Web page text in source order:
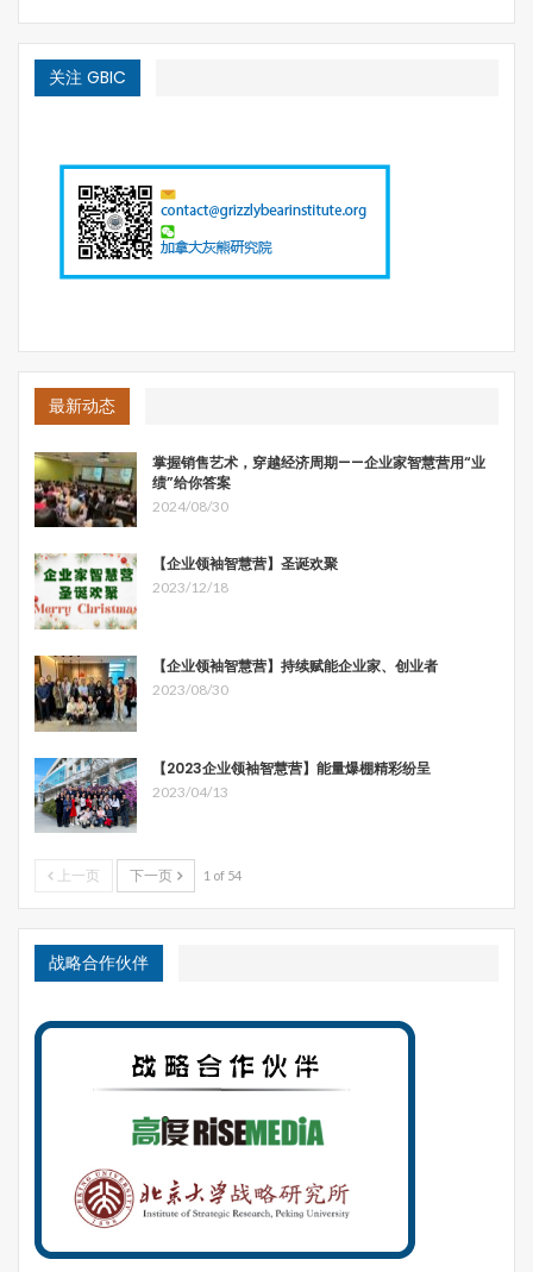
关注 GBIC
最新动态
掌握销售艺术，穿越经济周期——企业家智慧营用“业
绩”给你答案
2024/08/30
【企业领袖智慧营】圣诞欢聚
2023/12/18
【企业领袖智慧营】持续赋能企业家、创业者
2023/08/30
【2023企业领袖智慧营】能量爆棚精彩纷呈
2023/04/13
上一页 下一页 1 of 54
战略合作伙伴